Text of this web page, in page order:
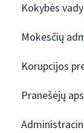
Kokybės
Mokesčių
Korupcijos
Pranešėjų